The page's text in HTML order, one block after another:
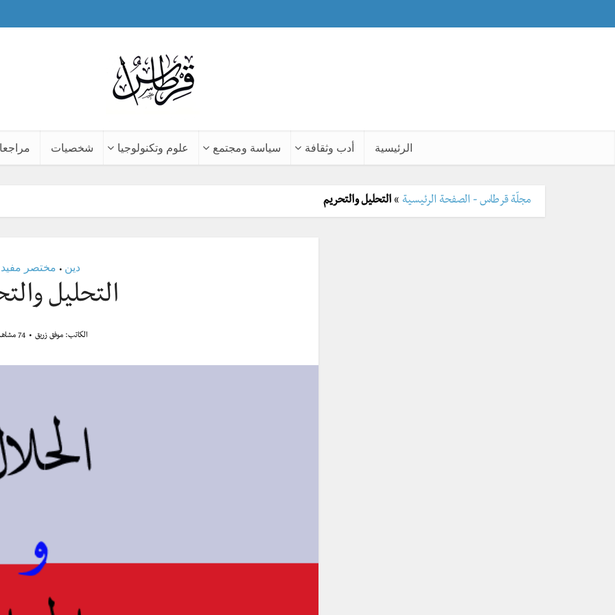
الرئيسية أدب وثقافة سياسة ومجتمع علوم وتكنولوجيا شخصيات
مجلّة قرطاس - الصفحة الرئيسية » التحليل والتحريم
دين • مختصر مفيد
التحليل
الكاتب:موفق زريق 74 مشاهدة